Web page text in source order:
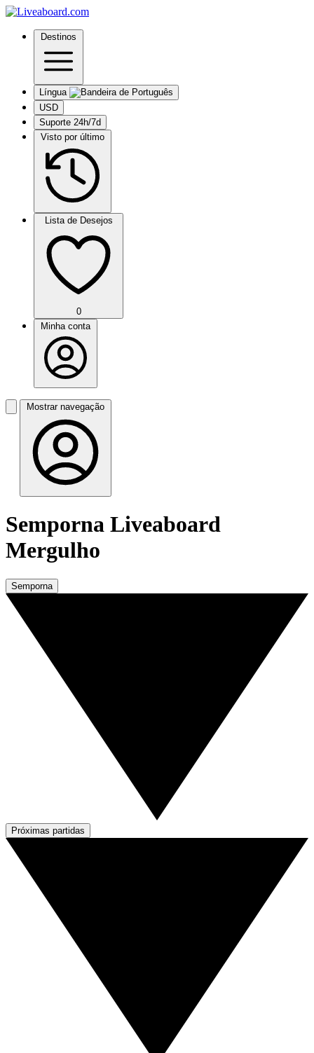
Destinos
Língua
USD
Suporte 24h/7d
Visto por último
Lista de Desejos
0
Minha conta
Mostrar navegação
Semporna Liveaboard
Mergulho
Semporna
Próximas partidas